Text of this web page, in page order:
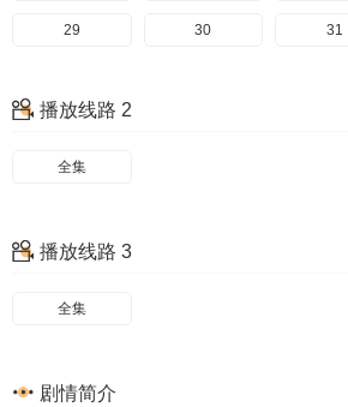
29 30 31
播放线路 2
全集
播放线路 3
全集
剧情简介